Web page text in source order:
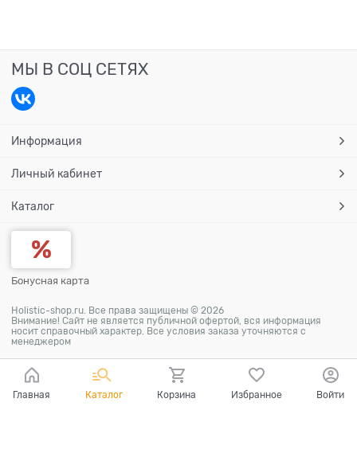
МЫ В СОЦ СЕТЯХ
Информация
Личный кабинет
Каталог
Бонусная карта
Holistic-shop.ru. Все права защищены © 2026
Внимание! Сайт не является публичной офертой, вся информация
носит справочный характер. Все условия заказа уточняются с
менеджером
Главная Каталог Корзина Избранное Войти